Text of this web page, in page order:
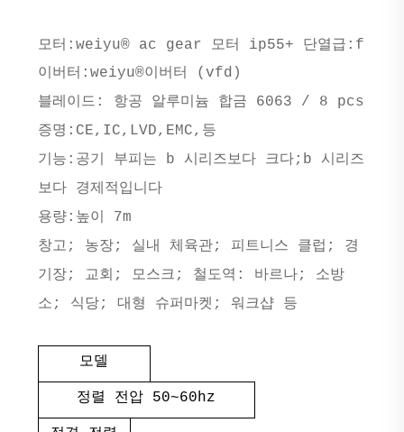
모터:weiyu® ac gear 모터 ip55+ 단열급:f
이버터:weiyu®이버터 (vfd)
블레이드: 항공 알루미늄 합금 6063 / 8 pcs
증명:CE,IC,LVD,EMC,등
기능:공기 부피는 b 시리즈보다 크다;b 시리즈
보다 경제적입니다
용량:높이 7m
창고; 농장; 실내 체육관; 피트니스 클럽; 경
기장; 교회; 모스크; 철도역: 바르나; 소방
소; 식당; 대형 슈퍼마켓; 워크샵 등
모델
정렬 전압 50~60hz